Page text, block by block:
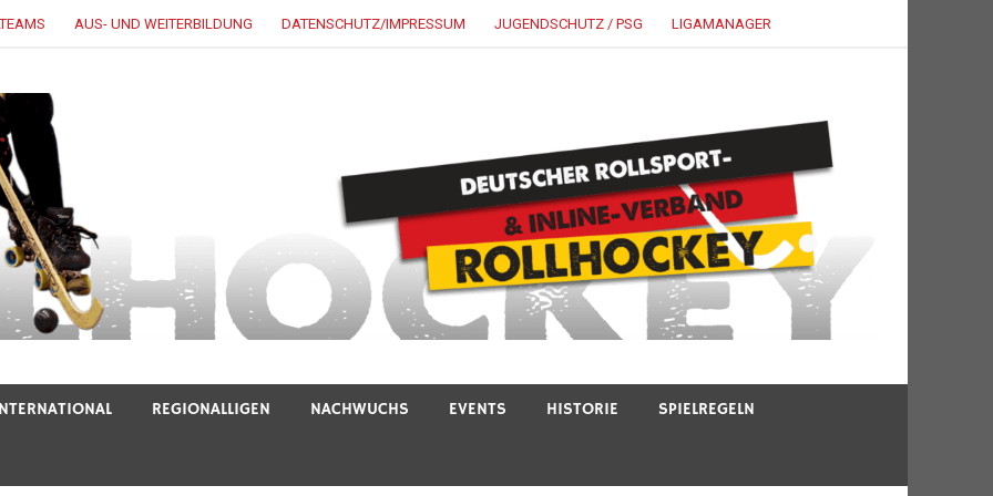
AUS- UND WEITERBILDUNG DATENSCHUTZ/IMPRESSUM JUGENDSCHUTZ / PSG LIGAMANAGER
REGIONALLIGEN NACHWUCHS EVENTS HISTORIE SPIELREGELN